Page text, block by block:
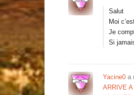
Salut
Moi
Je
Si
Yacine0 a
ARRIVE